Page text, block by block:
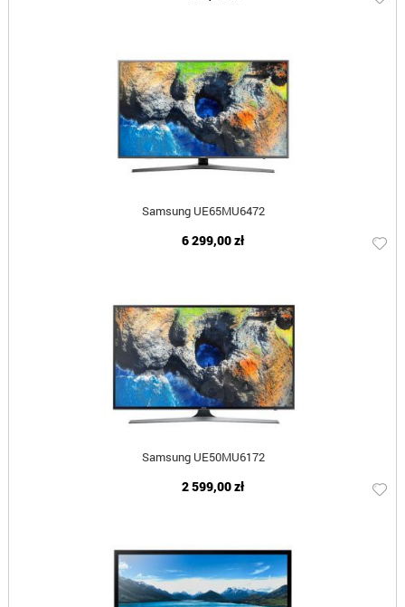
Samsung UE65MU6472
6 299,00 zł
Samsung UE50MU6172
2 599,00 zł